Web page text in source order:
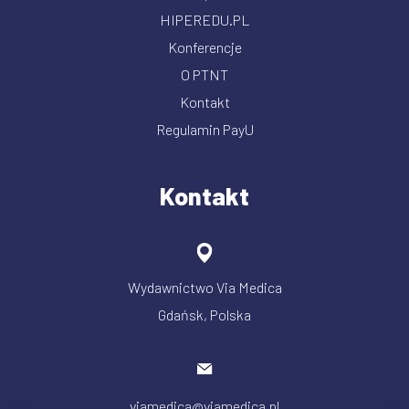
HIPEREDU.PL
Konferencje
O PTNT
Kontakt
Regulamin PayU
Kontakt
Wydawnictwo Via Medica
Gdańsk, Polska